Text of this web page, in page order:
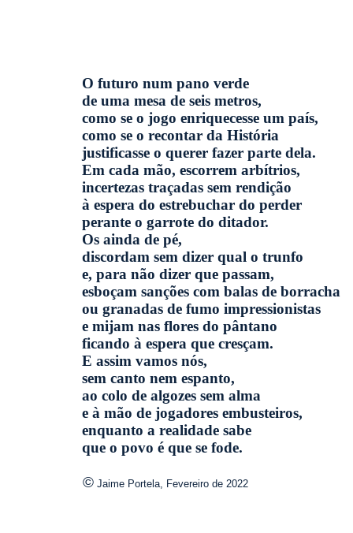
O futuro num pano verde
de uma mesa de seis metros,
como se o jogo enriquecesse um país,
como se o recontar da História
justificasse o querer fazer parte dela.
Em cada mão, escorrem arbítrios,
incertezas traçadas sem rendição
à espera do estrebuchar do perder
perante o garrote do ditador.
Os ainda de pé,
discordam sem dizer qual o trunfo
e, para não dizer que passam,
esboçam sanções com balas de borracha
ou granadas de fumo impressionistas
e mijam nas flores do pântano
ficando à espera que cresçam.
E assim vamos nós,
sem canto nem espanto,
ao colo de algozes sem alma
e à mão de jogadores embusteiros,
enquanto a realidade sabe
que o povo é que se fode.
©Jaime Portela, Fevereiro de 2022